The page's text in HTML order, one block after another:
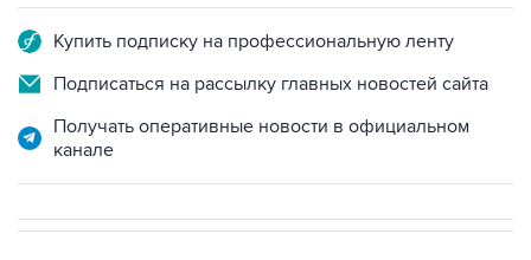
Подписаться на рассылку главных новостей сайта
Получать оперативные новости в официальном